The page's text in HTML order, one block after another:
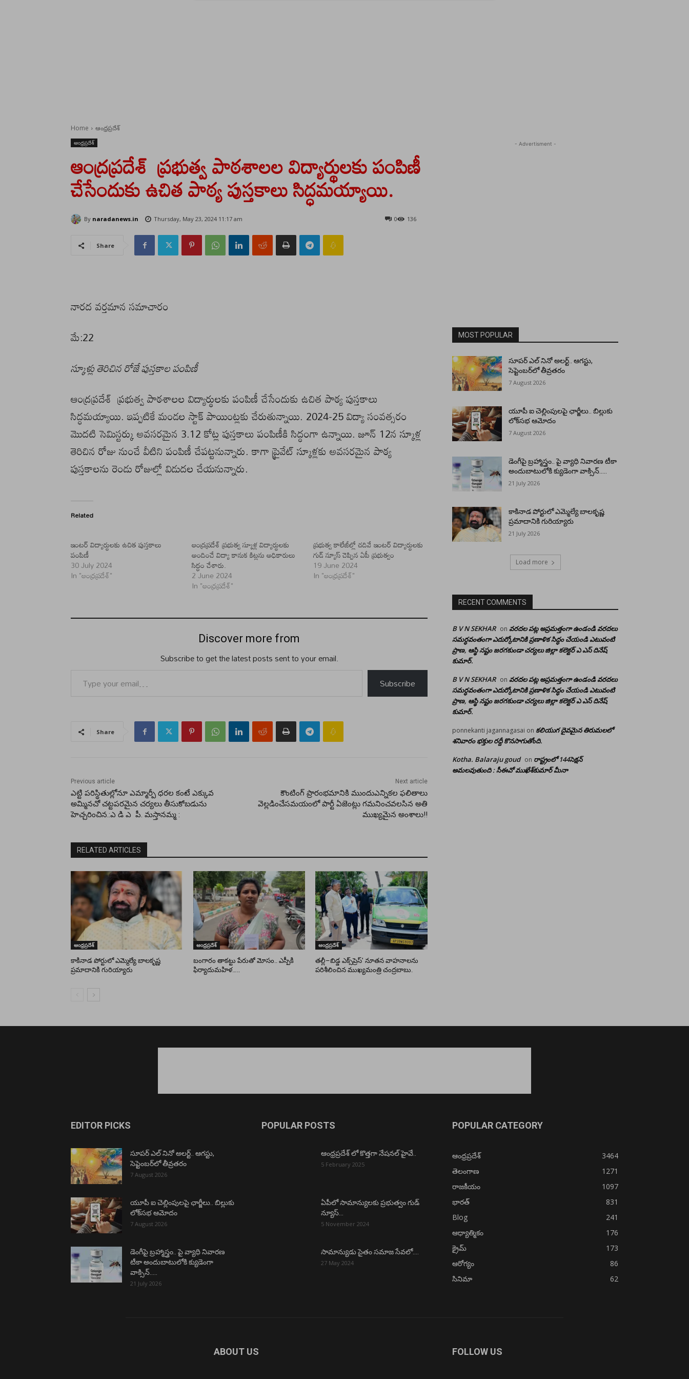
Home ఆంధ్రప్రదేశ్
ఆంధ్రప్రదేశ్
ఆంద్రప్రదేశ్ ప్రభుత్వ పాఠశాలల విద్యార్థులకు పంపిణీ
చేసేందుకు ఉచిత పాఠ్య పుస్తకాలు సిద్ధమయ్యాయి.
By naradanews.in Thursday, May 23, 2024 11:17 am 136
0
Share
నారద వర్తమాన సమాచారం
మే:22
స్కూళ్లు తెరిచిన రోజే పుస్తకాల పంపిణీ
ఆంద్రప్రదేశ్ ప్రభుత్వ పాఠశాలల విద్యార్థులకు పంపిణీ చేసేందుకు ఉచిత పాఠ్య పుస్తకాలు
సిద్ధమయ్యాయి. ఇప్పటికే మండల స్టాక్ పాయింట్లకు చేరుతున్నాయి. 2024-25 విద్యా సంవత్సరం
మొదటి సెమిస్టర్కు అవసరమైన 3.12 కోట్ల పుస్తకాలు పంపిణీకి సిద్ధంగా ఉన్నాయి. జూన్ 12న స్కూళ్ల
తెరిచిన రోజు నుంచే వీటిని పంపిణీ చేపట్టనున్నారు. కాగా ప్రైవేట్ స్కూళ్లకు అవసరమైన పాఠ్య
పుస్తకాలను రెండు రోజుల్లో విడుదల చేయనున్నారు.
Related
ఇంటర్ విద్యార్థులకు ఉచిత పుస్తకాలు
పంపిణీ
30 July 2024
In "ఆంధ్రప్రదేశ్"
ఆంద్రప్రదేశ్ ప్రభుత్వ స్కూళ్ల విద్యార్థులకు
అందించే విద్యా కానుక కిట్లను అధికారులు
సిద్ధం చేశారు.
2 June 2024
In "ఆంధ్రప్రదేశ్"
ప్రభుత్వ కాలేజీల్లో చదివే ఇంటర్ విద్యార్థులకు
గుడ్ న్యూస్ చెప్పిన ఏపీ ప్రభుత్వం
19 June 2024
In "ఆంధ్రప్రదేశ్"
Discover more from
Subscribe to get the latest posts sent to your email.
Subscribe
Share
Previous article
ఎట్టి పరిస్థితుల్లోనూ ఎమ్మార్పీ ధరల కంటే ఎక్కువ
అమ్మినచో చట్టపరమైన చర్యలు తీసుకోబడును
హెచ్చరించిన.:ఎ డి ఎ పీ. మస్తానమ్మ :
Next article
కౌంటింగ్ ప్రారంభమానికి ముందుఎన్నికల ఫలితాలు
వెల్లడించేసమయంలో పార్టీ ఏజెంట్లు గమనించవలసిన అతి
ముఖ్యమైన అంశాలు!!
RELATED ARTICLES
ఆంధ్రప్రదేశ్
కాకినాడ పోర్టులో ఎమ్మెల్యే బాలకృష్ణ
ప్రమాదానికి గురియ్యారు
ఆంధ్రప్రదేశ్
బంగారం తాకట్టు పేరుతో మోసం.. ఎస్పీకి
ఫిర్యాదుమహిళ…..
ఆంధ్రప్రదేశ్
తల్లీ–బిడ్డ ఎక్స్‌ప్రెస్’ నూతన వాహనాలను
పరిశీలించిన ముఖ్యమంత్రి చంద్రబాబు.
- Advertisment -
MOST POPULAR
సూపర్ ఎల్ నినో అలర్ట్.. ఆగస్టు,
సెప్టెంబర్‌లో తీవ్రతరం
7 August 2026
యూపీ ఐ చెల్లింపులపై ఛార్జీలు.. బిల్లుకు
లోక్‌సభ ఆమోదం
7 August 2026
డెంగీపై బ్రహ్మాస్త్రం.. పై వ్యాధి నివారణ టీకా
అందుబాటులోకి క్యుడెంగా వాక్సిన్…..
21 July 2026
కాకినాడ పోర్టులో ఎమ్మెల్యే బాలకృష్ణ
ప్రమాదానికి గురియ్యారు
21 July 2026
Load more
RECENT COMMENTS
B V N SEKHAR on వరదల పట్ల అప్రమత్తంగా ఉండండి వరదలు
సమర్ధవంతంగా ఎదుర్కోటానికి ప్రణాళిక సిద్ధం చేయండి ఎటువంటి
ప్రాణ, ఆస్థి నష్టం జరగకుండా చర్యలు జిల్లా కలెక్టర్ ఎ ఎస్ దినేష్
కుమార్.
B V N SEKHAR on వరదల పట్ల అప్రమత్తంగా ఉండండి వరదలు
సమర్ధవంతంగా ఎదుర్కోటానికి ప్రణాళిక సిద్ధం చేయండి ఎటువంటి
ప్రాణ, ఆస్థి నష్టం జరగకుండా చర్యలు జిల్లా కలెక్టర్ ఎ ఎస్ దినేష్
కుమార్.
ponnekanti jagannagasai on కలియుగ దైవమైన తిరుమలలో
శనివారం భక్తుల రద్దీ కొనసాగుతోంది.
Kotha. Balaraju goud on రాష్ట్రంలో 144సెక్షన్
అమలవుతుంది : సీఈవో ముఖేశ్‌కుమార్‌ మీనా
EDITOR PICKS
సూపర్ ఎల్ నినో అలర్ట్.. ఆగస్టు,
సెప్టెంబర్‌లో తీవ్రతరం
7 August 2026
యూపీ ఐ చెల్లింపులపై ఛార్జీలు.. బిల్లుకు
లోక్‌సభ ఆమోదం
7 August 2026
డెంగీపై బ్రహ్మాస్త్రం.. పై వ్యాధి నివారణ
టీకా అందుబాటులోకి క్యుడెంగా
వాక్సిన్…..
21 July 2026
POPULAR POSTS
ఆంధ్రప్రదేశ్ లో కొత్తగా నేషనల్ హైవే..
5 February 2025
ఏపీలో సామాన్యులకు ప్రభుత్వం గుడ్
న్యూస్…
5 November 2024
సామాన్యుడు సైతం సమాజ సేవలో….
27 May 2024
POPULAR CATEGORY
ఆంధ్రప్రదేశ్
3464
తెలంగాణ
1271
రాజకీయం
1097
భారత్
831
Blog
241
ఆధ్యాత్మికం
176
క్రైమ్
173
ఆరోగ్యం
86
సినిమా
62
ABOUT US FOLLOW US